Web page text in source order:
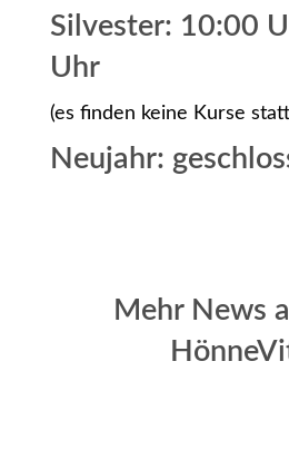
Silvester: 10:00
Uhr
(es finden keine Kurse
Neujahr:
Mehr News